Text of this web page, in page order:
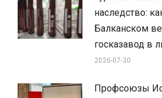
наследство:
Балканском
госказавод в
2026-07-30
Профсоюзы